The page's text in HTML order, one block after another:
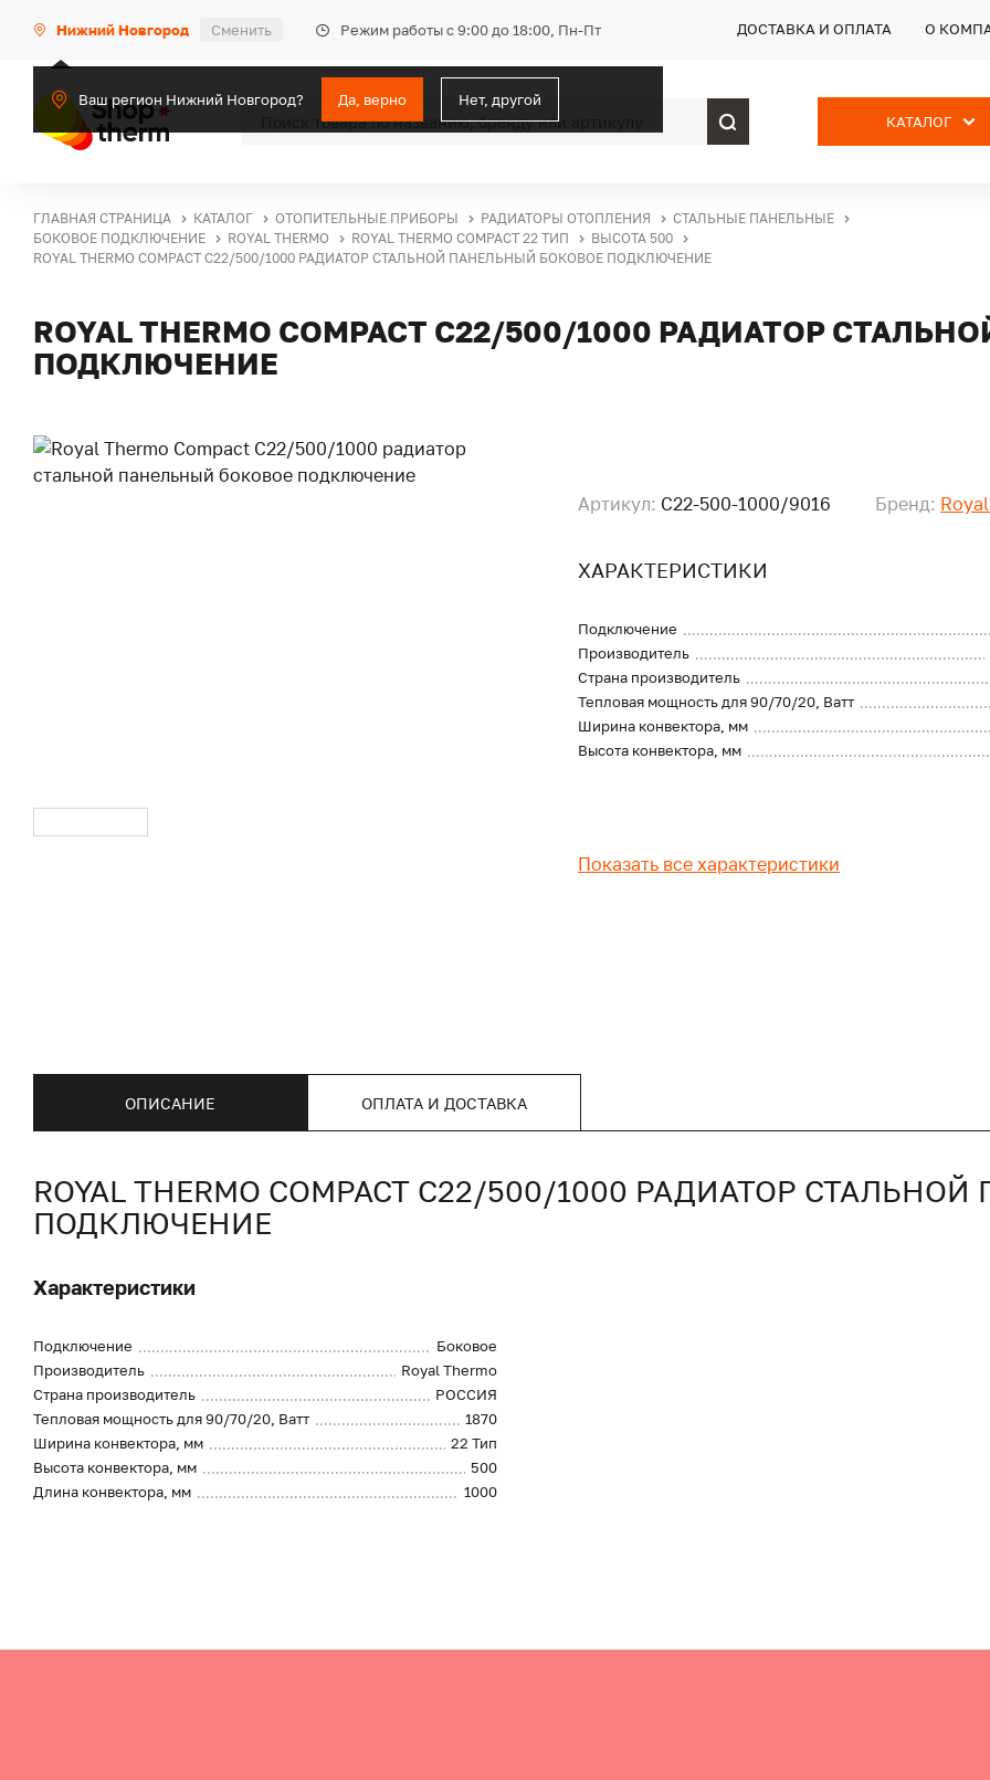
Нижний Новгород Сменить Режим работы с 9:00 до 18:00, Пн-Пт
Ваш регион Нижний Новгород? Да, верно Нет, другой
ДОСТАВКА И ОПЛАТА О
КАТАЛОГ
ГЛАВНАЯ СТРАНИЦА КАТАЛОГ ОТОПИТЕЛЬНЫЕ ПРИБОРЫ РАДИАТОРЫ ОТОПЛЕНИЯ
СТАЛЬНЫЕ ПАНЕЛЬНЫЕ
БОКОВОЕ ПОДКЛЮЧЕНИЕ
ROYAL THERMO ROYAL THERMO COMPACT 22 ТИП
ВЫСОТА 500
ROYAL THERMO COMPACT C22/500/1000 РАДИАТОР СТАЛЬНОЙ ПАНЕЛЬНЫЙ БОКОВОЕ ПОДКЛЮЧЕНИЕ
ROYAL THERMO COMPACT C22/500/1000 РАДИАТОР
ПОДКЛЮЧЕНИЕ
Артикул: C22-500-1000/9016 Бренд:
ХАРАКТЕРИСТИКИ
Подключение
Производитель
Страна производитель
Тепловая мощность для 90/70/20, Ватт
Ширина конвектора, мм
Высота конвектора, мм
Показать все характеристики
ОПИСАНИЕ ОПЛАТА И ДОСТАВКА
ROYAL THERMO COMPACT C22/500/1000 РАДИАТОР
ПОДКЛЮЧЕНИЕ
Характеристики
Подключение
Боковое
Производитель
Royal Thermo
Страна производитель
РОССИЯ
Тепловая мощность для 90/70/20, Ватт
1870
Ширина конвектора, мм
22 Тип
Высота конвектора, мм
500
Длина конвектора, мм
1000